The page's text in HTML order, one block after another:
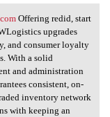
Offering redid, start
upgrades
and consumer loyalty
With a solid
and administration
consistent, on-
inventory network
with keeping an